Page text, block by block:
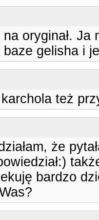
oryginał.
gelisha i
też
że
bardzo